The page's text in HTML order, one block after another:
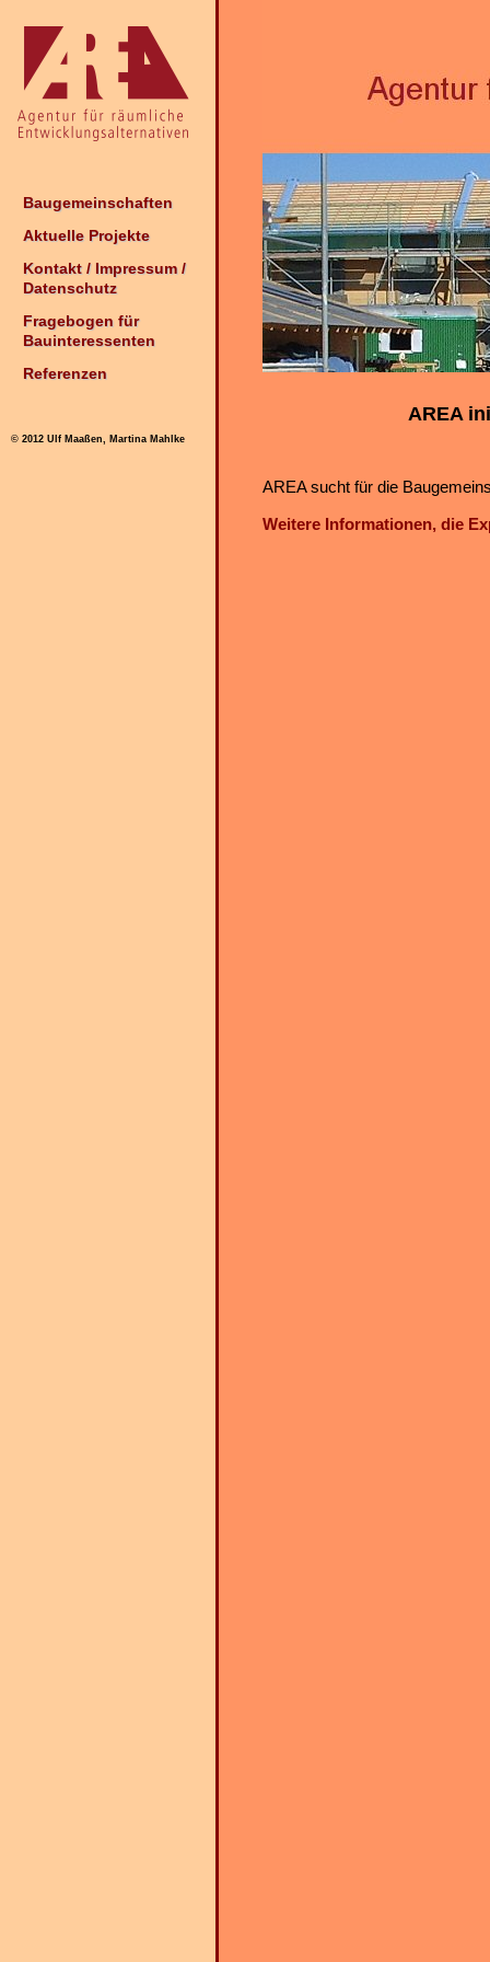
Baugemeinschaften
Aktuelle Projekte
Kontakt / Impressum /
Datenschutz
Fragebogen für
Bauinteressenten
Referenzen
© 2012 Ulf Maaßen, Martina Mahlke
AREA
AREA sucht für die
Weitere Informationen, die